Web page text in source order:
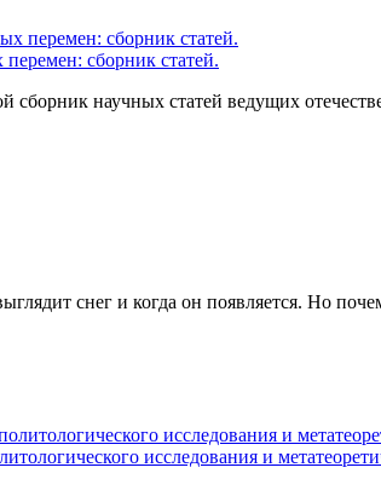
сборник статей.
сборник научных статей ведущих
снег и когда он появляется. Но
исследования и